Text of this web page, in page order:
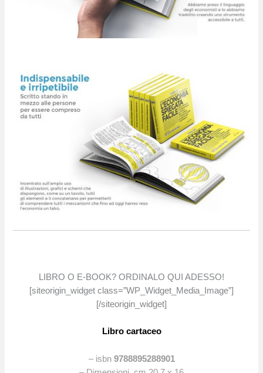
LIBRO O E-BOOK? ORDINALO QUI ADESSO!
[siteorigin_widget class=”WP_Widget_Media_Image”]
[/siteorigin_widget]
Libro cartaceo
– isbn 9788895288901